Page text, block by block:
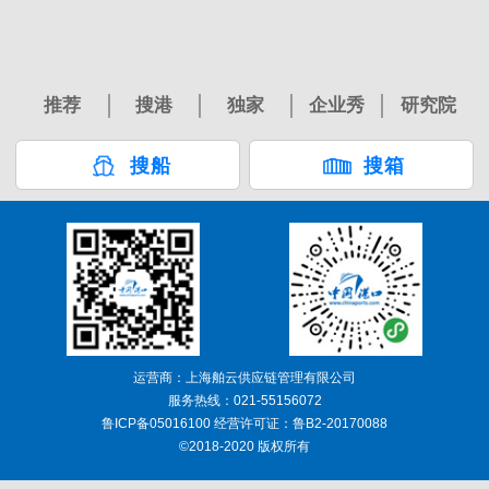
推荐 搜港 独家 企业秀 研究院
搜船 搜箱
运营商：上海舶云供应链管理有限公司
服务热线：021-55156072
鲁ICP备05016100 经营许可证：鲁B2-20170088
©2018-2020 版权所有